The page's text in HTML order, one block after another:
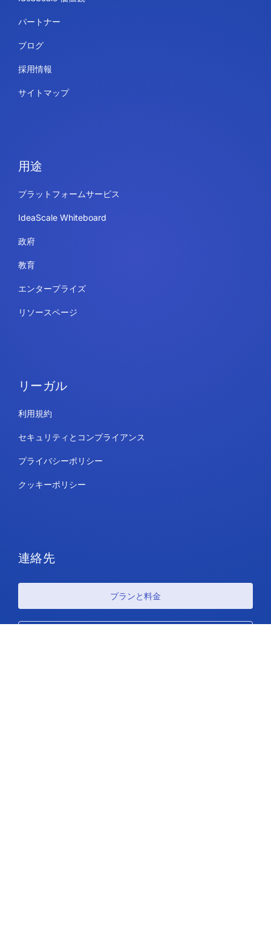
パートナー
ブログ
採用情報
サイトマップ
用途
プラットフォームサービス
IdeaScale Whiteboard
政府
教育
エンタープライズ
リソースページ
リーガル
利用規約
セキュリティとコンプライアンス
プライバシーポリシー
クッキーポリシー
連絡先
プランと料金